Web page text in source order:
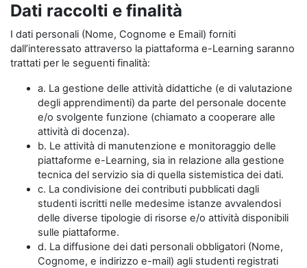
Dati raccolti e finalità
I dati personali (Nome, Cognome e Email) forniti
dall’interessato attraverso la piattaforma e-Learning saranno
trattati per le seguenti finalità:
a. La gestione delle attività didattiche (e di valutazione
degli apprendimenti) da parte del personale docente
e/o svolgente funzione (chiamato a cooperare alle
attività di docenza).
b. Le attività di manutenzione e monitoraggio delle
piattaforme e-Learning, sia in relazione alla gestione
tecnica del servizio sia di quella sistemistica dei dati.
c. La condivisione dei contributi pubblicati dagli
studenti iscritti nelle medesime istanze avvalendosi
delle diverse tipologie di risorse e/o attività disponibili
sulle piattaforme.
d. La diffusione dei dati personali obbligatori (Nome,
Cognome, e indirizzo e-mail) agli studenti registrati